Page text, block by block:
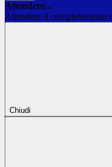
Attendere...
Attendere il completamento
Chiudi